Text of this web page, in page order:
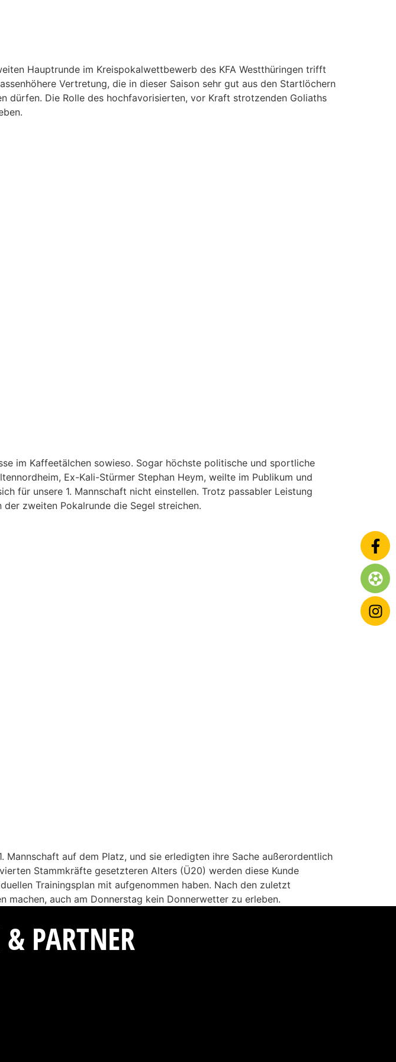
Hauptrunde im Kreispokalwettbewerb des KFA Westthüringen trifft
Vertretung, die in dieser Saison sehr gut aus den Startlöchern
dürfen. Die Rolle des hochfavorisierten, vor Kraft strotzenden Goliaths
im Kaffeetälchen sowieso. Sogar höchste politische und sportliche
Ex-Kali-Stürmer Stephan Heym, weilte im Publikum und
für unsere 1. Mannschaft nicht einstellen. Trotz passabler Leistung
der zweiten Pokalrunde die Segel streichen.
Mannschaft auf dem Platz, und sie erledigten ihre Sache außerordentlich
Stammkräfte gesetzteren Alters (Ü20) werden diese Kunde
Trainingsplan mit aufgenommen haben. Nach den zuletzt
auch am Donnerstag kein Donnerwetter zu erleben.
PARTNER